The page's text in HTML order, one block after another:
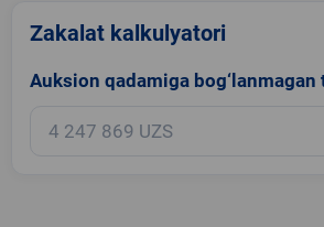
Zakalat kalkulyatori
Auksion qadamiga